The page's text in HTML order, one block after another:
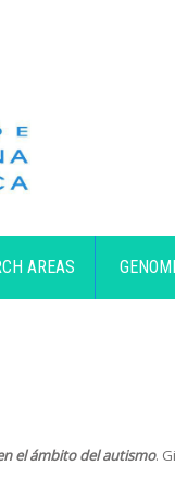
AREAS
el ámbito del autismo.